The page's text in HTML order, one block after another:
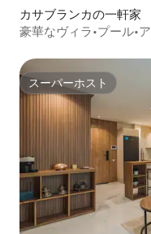
カサブランカの一軒家
豪華なヴィラ•プール•
スーパーホスト
スーパーホスト